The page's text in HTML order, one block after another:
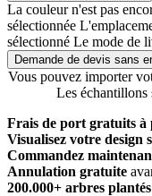
La couleur n'est pas
sélectionnée
sélectionné Le mode de
Demande de devis sans
Vous pouvez importer
Les échantillons
Frais de port gratuits à
Visualisez votre design
Commandez
Annulation gratuite
200.000+ arbres plantés